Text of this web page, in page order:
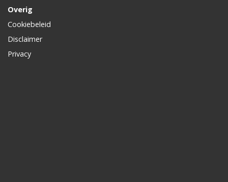
Overig
Cookiebeleid
Disclaimer
Privacy